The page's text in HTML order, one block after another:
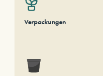
Verpackungen